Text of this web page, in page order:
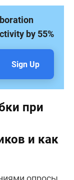
by 55%
Sign Up
при
и как